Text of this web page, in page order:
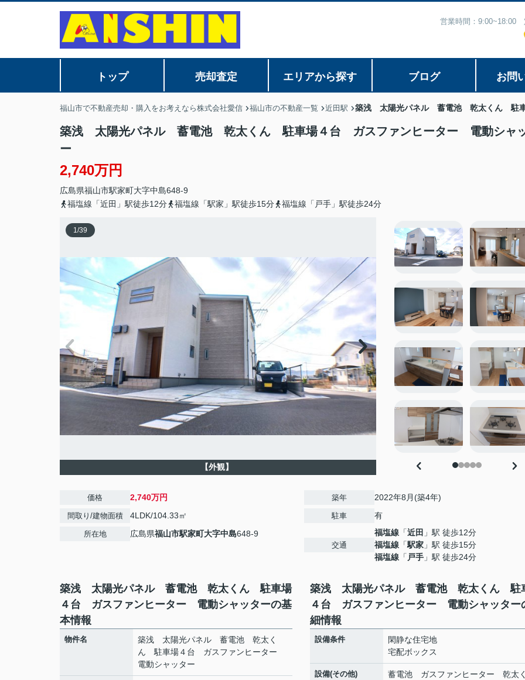
営業時間：9:00~18:00
トップ 売却査定 エリアから探す ブログ お問
福山市で不動産売却・購入をお考えなら株式会社愛信 福山市の不動産一覧 近田駅 築浅 太陽光パネル 蓄電池 乾太くん 駐
築浅 太陽光パネル 蓄電池 乾太くん 駐車場４台 ガスファンヒーター 電動シャ
ー
2,740万円
広島県福山市駅家町大字中島648-9
福塩線「近田」駅徒歩12分
福塩線「駅家」駅徒歩15分 福塩線「戸手」駅徒歩24分
1/39
【外観】
価格 2,740万円
間取り/建物面積 4LDK/104.33㎡
所在地 広島県福山市駅家町大字中島648-9
築年 2022年8月(築4年)
駐車 有
交通
福塩線 「近田 」駅 徒歩12分
福塩線 「駅家 」駅 徒歩15分
福塩線 「 戸手 」駅 徒歩24分
築浅 太陽光パネル 蓄電池 乾太くん 駐車場
４台 ガスファンヒーター 電動シャッターの基
本情報
物件名
築浅 太陽光パネル 蓄電池 乾太く
ん 駐車場４台 ガスファンヒーター
電動シャッター
築浅 太陽光パネル 蓄電池 乾太くん 駐
４台 ガスファンヒーター 電動シャッター
細情報
設備条件
閑静な住宅地
宅配ボックス
設備(その他) 蓄電池 ガスファンヒーター 乾太